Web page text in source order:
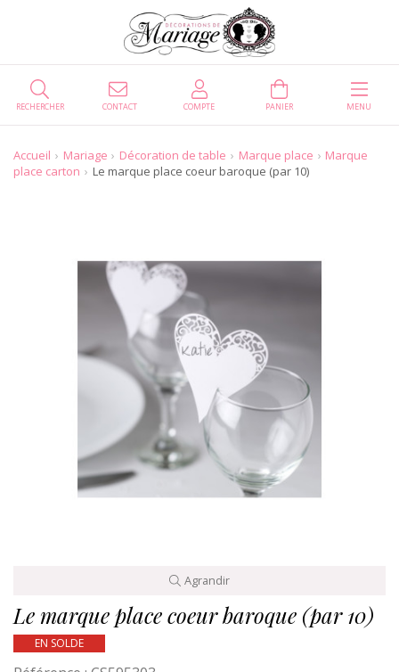
CONTACT
RECHERCHER COMPTE PANIER MENU
Accueil Mariage Décoration de table Marque place
Marque
place carton
Le marque place coeur baroque (par 10)
Agrandir
Le marque place coeur baroque (par 10)
EN SOLDE